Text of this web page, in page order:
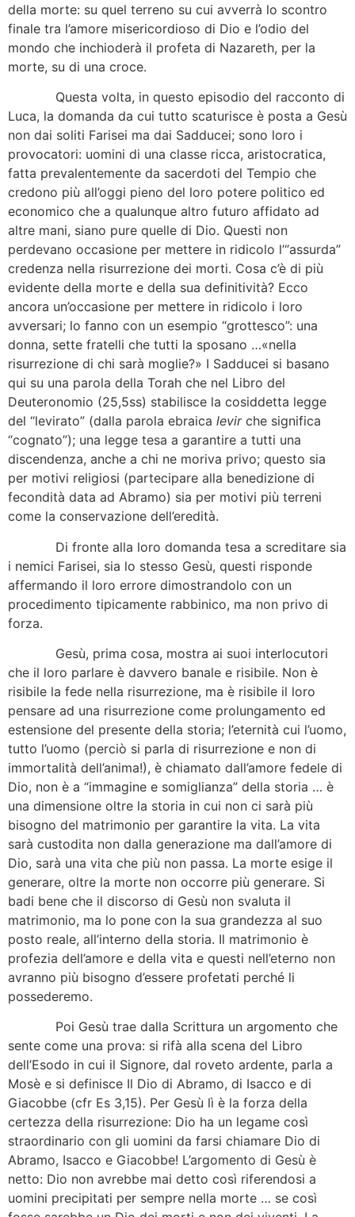
della morte: su quel terreno su cui avverrà lo scontro
finale tra l’amore misericordioso di Dio e l’odio del
mondo che inchioderà il profeta di Nazareth, per la
morte, su di una croce.
Questa volta, in questo episodio del racconto di
Luca, la domanda da cui tutto scaturisce è posta a Gesù
non dai soliti Farisei ma dai Sadducei; sono loro i
provocatori: uomini di una classe ricca, aristocratica,
fatta prevalentemente da sacerdoti del Tempio che
credono più all’oggi pieno del loro potere politico ed
economico che a qualunque altro futuro affidato ad
altre mani, siano pure quelle di Dio. Questi non
perdevano occasione per mettere in ridicolo l’“assurda”
credenza nella risurrezione dei morti. Cosa c’è di più
evidente della morte e della sua definitività? Ecco
ancora un’occasione per mettere in ridicolo i loro
avversari; lo fanno con un esempio “grottesco”: una
donna, sette fratelli che tutti la sposano …«nella
risurrezione di chi sarà moglie?» I Sadducei si basano
qui su una parola della Torah che nel Libro del
Deuteronomio (25,5ss) stabilisce la cosiddetta legge
del “levirato” (dalla parola ebraica levir che significa
“cognato”); una legge tesa a garantire a tutti una
discendenza, anche a chi ne moriva privo; questo sia
per motivi religiosi (partecipare alla benedizione di
fecondità data ad Abramo) sia per motivi più terreni
come la conservazione dell’eredità.
Di fronte alla loro domanda tesa a screditare sia
i nemici Farisei, sia lo stesso Gesù, questi risponde
affermando il loro errore dimostrandolo con un
procedimento tipicamente rabbinico, ma non privo di
forza.
Gesù, prima cosa, mostra ai suoi interlocutori
che il loro parlare è davvero banale e risibile. Non è
risibile la fede nella risurrezione, ma è risibile il loro
pensare ad una risurrezione come prolungamento ed
estensione del presente della storia; l’eternità cui l’uomo,
tutto l’uomo (perciò si parla di risurrezione e non di
immortalità dell’anima!), è chiamato dall’amore fedele di
Dio, non è a “immagine e somiglianza” della storia … è
una dimensione oltre la storia in cui non ci sarà più
bisogno del matrimonio per garantire la vita. La vita
sarà custodita non dalla generazione ma dall’amore di
Dio, sarà una vita che più non passa. La morte esige il
generare, oltre la morte non occorre più generare. Si
badi bene che il discorso di Gesù non svaluta il
matrimonio, ma lo pone con la sua grandezza al suo
posto reale, all’interno della storia. Il matrimonio è
profezia dell’amore e della vita e questi nell’eterno non
avranno più bisogno d’essere profetati perché li
possederemo.
Poi Gesù trae dalla Scrittura un argomento che
sente come una prova: si rifà alla scena del Libro
dell’Esodo in cui il Signore, dal roveto ardente, parla a
Mosè e si definisce Il Dio di Abramo, di Isacco e di
Giacobbe (cfr Es 3,15). Per Gesù lì è la forza della
certezza della risurrezione: Dio ha un legame così
straordinario con gli uomini da farsi chiamare Dio di
Abramo, Isacco e Giacobbe! L’argomento di Gesù è
netto: Dio non avrebbe mai detto così riferendosi a
uomini precipitati per sempre nella morte … se così